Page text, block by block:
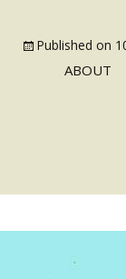
ABOUT
Published on